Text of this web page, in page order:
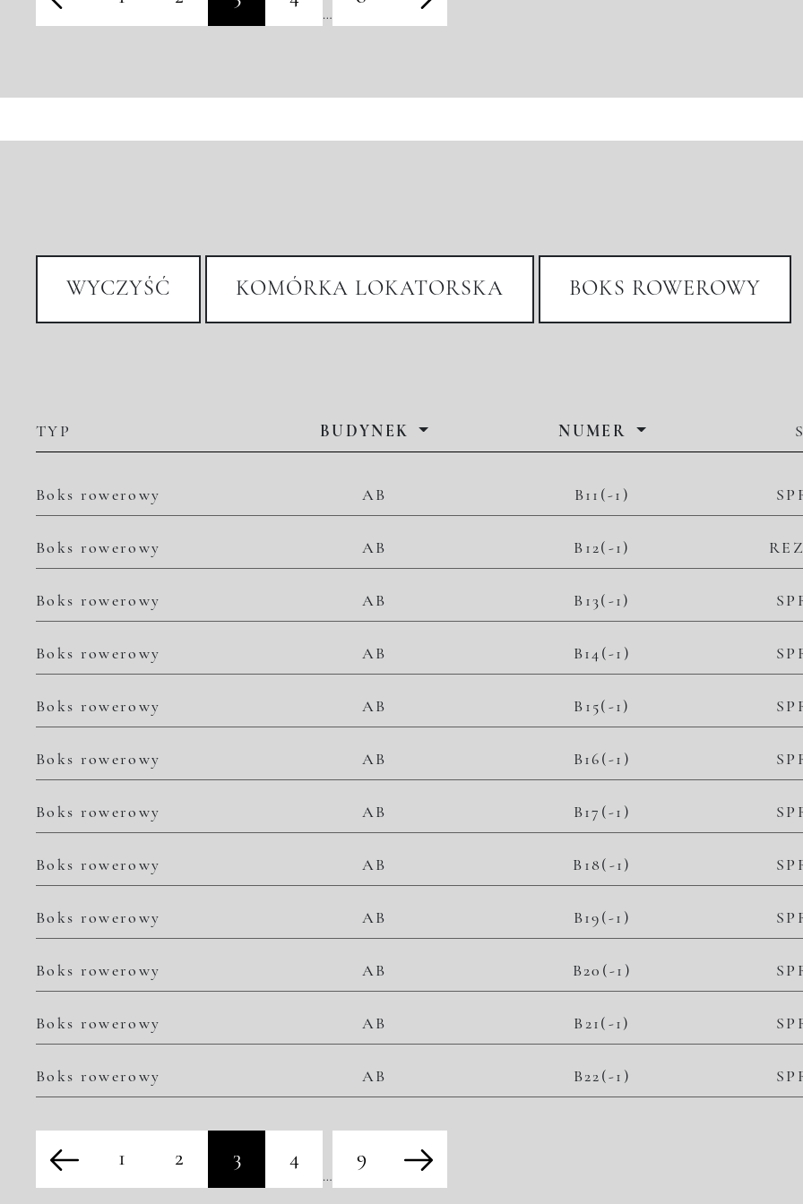
…
WYCZYŚĆ KOMÓRKA LOKATORSKA BOKS ROWEROWY
TYP BUDYNEK NUMER
Boks rowerowy AB B11(-1)
Boks rowerowy AB B12(-1)
Boks rowerowy AB B13(-1)
Boks rowerowy AB B14(-1)
Boks rowerowy AB B15(-1)
Boks rowerowy AB B16(-1)
Boks rowerowy AB B17(-1)
Boks rowerowy AB B18(-1)
Boks rowerowy AB B19(-1)
Boks rowerowy AB B20(-1)
Boks rowerowy AB B21(-1)
Boks rowerowy AB B22(-1)
1 2 3 4
…
9